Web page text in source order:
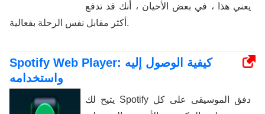
يعني هذا ، في بعض الأحيان ، أنك قد تدفع
أكثر مقابل نفس الرحلة بفعالية.
Spotify Web Player: كيفية الوصول إليه
واستخدامه
يتيح لك Spotify دفق الموسيقى على كل